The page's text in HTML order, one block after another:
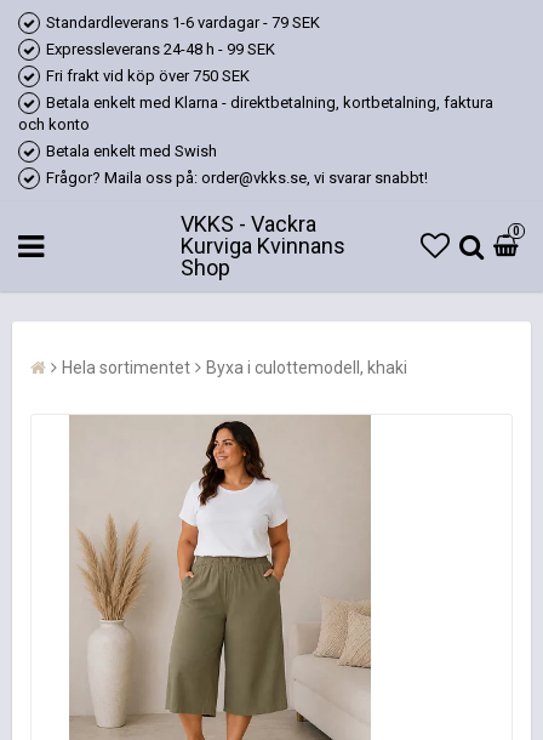
Standardleverans 1-6 vardagar - 79 SEK
Expressleverans 24-48 h - 99 SEK
Fri frakt vid köp över 750 SEK
Betala enkelt med Klarna - direktbetalning, kortbetalning, faktura
och konto
Betala enkelt med Swish
Frågor? Maila oss på: order@vkks.se, vi svarar snabbt!
VKKS - Vackra
Kurviga Kvinnans
Shop
0
Hela sortimentet Byxa i culottemodell, khaki